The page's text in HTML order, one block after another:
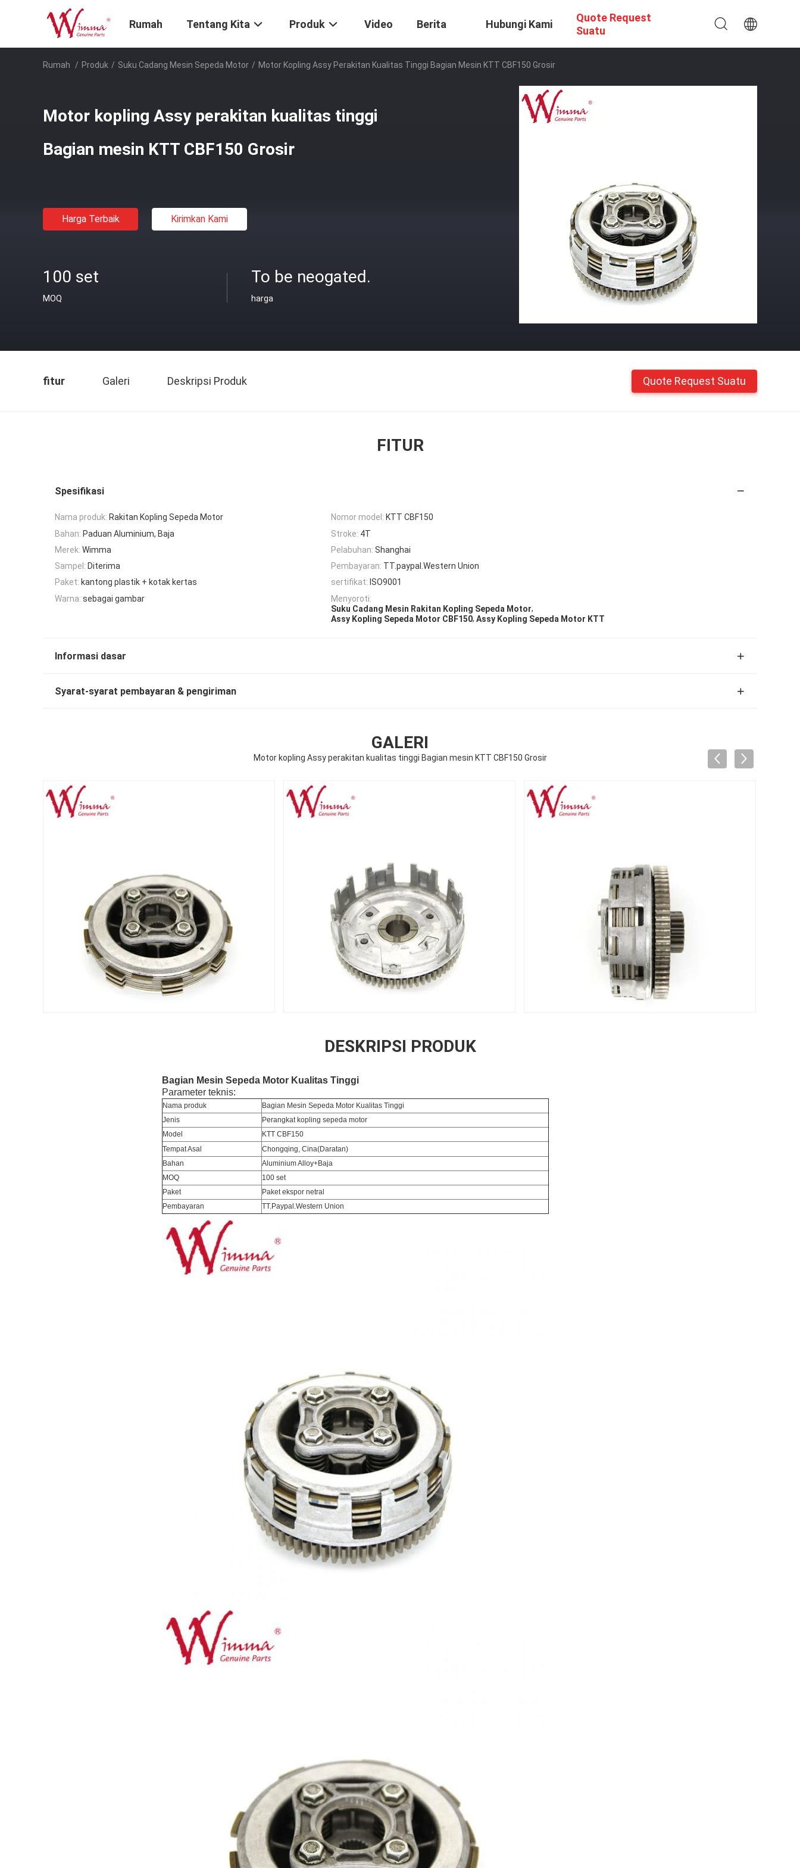
Rumah Tentang Kita Produk Video Berita Hubungi Kami
Quote Request
Suatu
Rumah / Produk / Suku Cadang Mesin Sepeda Motor / Motor Kopling Assy Perakitan Kualitas Tinggi Bagian Mesin KTT CBF150 Grosir
Motor kopling Assy perakitan kualitas tinggi
Bagian mesin KTT CBF150 Grosir
Harga Terbaik Kirimkan Kami
100 set
MOQ
To be neogated.
harga
fitur Galeri Deskripsi Produk Quote Request Suatu
FITUR
Spesifikasi
Nama produk: Rakitan Kopling Sepeda Motor Nomor model: KTT CBF150
Bahan: Paduan Aluminium, Baja Stroke: 4T
Merek: Wimma Pelabuhan: Shanghai
Sampel: Diterima Pembayaran: TT.paypal.Western Union
Paket: kantong plastik + kotak kertas sertifikat: ISO9001
Warna: sebagai gambar
Menyoroti:
Suku Cadang Mesin Rakitan Kopling Sepeda Motor,
Assy Kopling Sepeda Motor CBF150, Assy Kopling Sepeda Motor KTT
Informasi dasar
Syarat-syarat pembayaran & pengiriman
GALERI
Motor kopling Assy perakitan kualitas tinggi Bagian mesin KTT CBF150 Grosir
DESKRIPSI PRODUK
Bagian Mesin Sepeda Motor Kualitas Tinggi
Parameter teknis:
Nama produk
Bagian Mesin Sepeda Motor Kualitas Tinggi
Jenis
Perangkat kopling sepeda motor
Model
KTT CBF150
Tempat Asal
Chongqing, Cina(Daratan)
Bahan
Aluminium Alloy+Baja
MOQ
100 set
Paket
Paket ekspor netral
Pembayaran
TT.Paypal.Western Union